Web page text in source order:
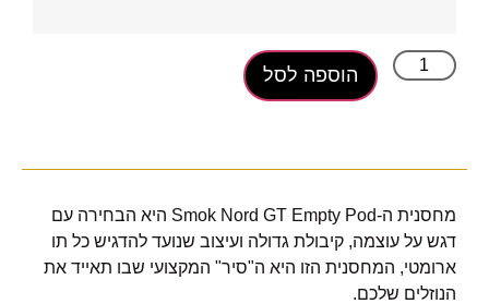
הוספה לסל
מחסנית ה-Smok Nord GT Empty Pod היא הבחירה עם
דגש על עוצמה, קיבולת גדולה ועיצוב שנועד להדגיש כל תו
ארומטי, המחסנית הזו היא ה"סיר" המקצועי שבו תאייד את
הנוזלים שלכם.